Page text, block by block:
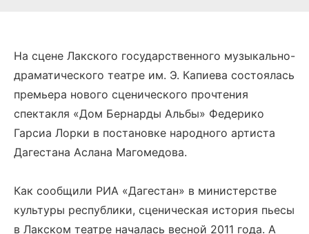
На сцене Лакского государственного музыкально-
драматического театре им. Э. Капиева состоялась
премьера нового сценического прочтения
спектакля «Дом Бернарды Альбы» Федерико
Гарсиа Лорки в постановке народного артиста
Дагестана Аслана Магомедова.
Как сообщили РИА «Дагестан» в министерстве
культуры республики, сценическая история пьесы
в Лакском театре началась весной 2011 года. А